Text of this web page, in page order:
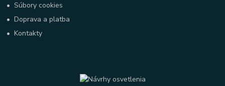
•Súbory cookies
•Doprava a platba
•Kontakty